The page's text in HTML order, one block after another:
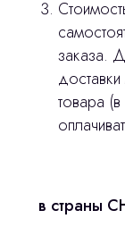
заказа.
товара
в страны
3D печать
Лицензирование
Изготовление